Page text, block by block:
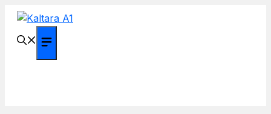
Langsung